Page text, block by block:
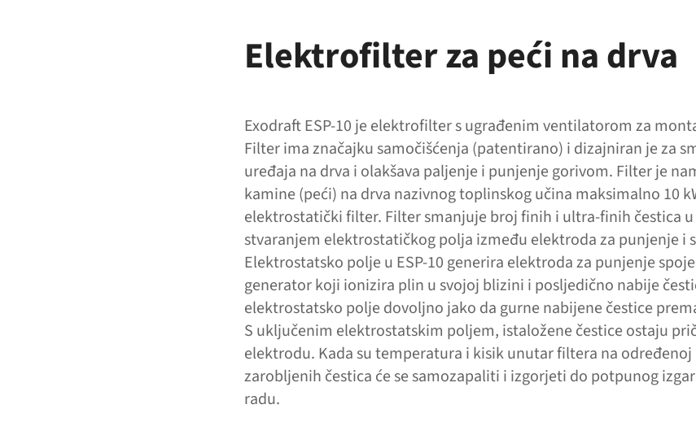
Elektrofilter za peći na drva
Exodraft ESP-10 je elektrofilter s ugrađenim ventilatorom za
Filter ima značajku samočišćenja (patentirano) i dizajniran je za
uređaja na drva i olakšava paljenje i punjenje gorivom. Filter je
kamine (peći) na drva nazivnog toplinskog učina maksimalno 10
elektrostatički filter. Filter smanjuje broj finih i ultra-finih čestica
stvaranjem elektrostatičkog polja između elektroda za punjenje i
Elektrostatsko polje u ESP-10 generira elektroda za punjenje
generator koji ionizira plin u svojoj blizini i posljedično nabije
elektrostatsko polje dovoljno jako da gurne nabijene čestice
S uključenim elektrostatskim poljem, istaložene čestice ostaju
elektrodu. Kada su temperatura i kisik unutar filtera na određenoj
zarobljenih čestica će se samozapaliti i izgorjeti do potpunog
radu.